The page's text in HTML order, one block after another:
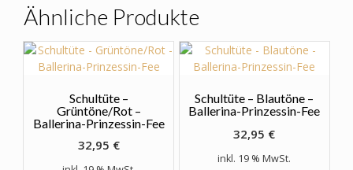
Optionen
können
auf
der
Produktseite
gewählt
werden
Ähnliche Produkte
Schultüte –
Grüntöne/Rot –
Ballerina-Prinzessin-Fee
32,95 €
Schultüte – Blautöne –
Ballerina-Prinzessin-Fee
32,95 €
inkl. 19 % MwSt.